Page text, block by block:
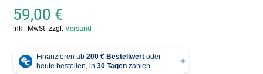
59,00 €
inkl. MwSt. zzgl.Versand